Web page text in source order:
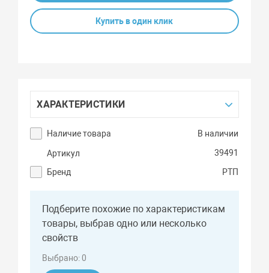
Купить в один клик
ХАРАКТЕРИСТИКИ
Наличие товара В наличии
Артикул
39491
Бренд
РТП
Подберите похожие по характеристикам
товары, выбрав одно или несколько
свойств
Выбрано:0